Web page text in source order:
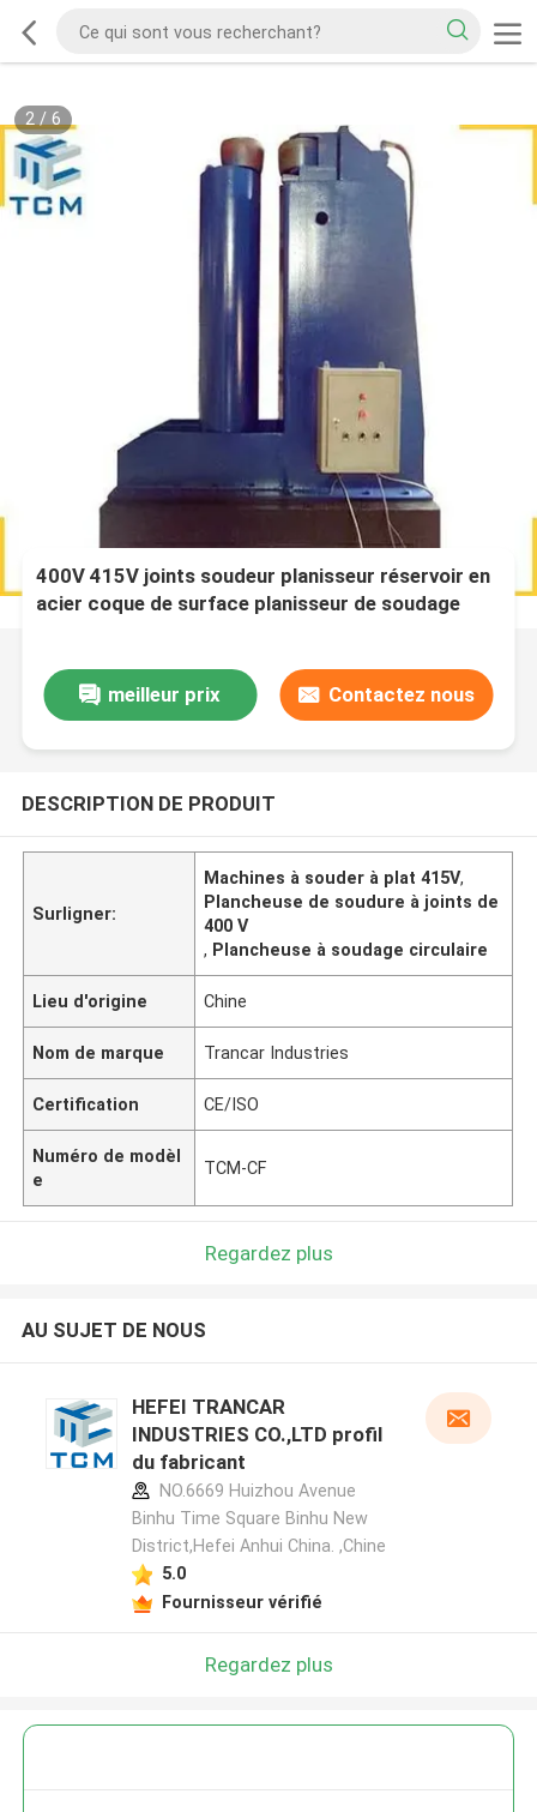
2/ 6
400V 415V joints soudeur planisseur réservoir en
acier coque de surface planisseur de soudage
meilleur prix Contactez nous
DESCRIPTION DE PRODUIT
Surligner:
Machines à souder à plat 415V,
Plancheuse de soudure à joints de
400 V
, Plancheuse à soudage circulaire
Lieu d'origine Chine
Nom de marque Trancar Industries
Certification CE/ISO
Numéro de modèl
e
TCM-CF
Regardez plus
AU SUJET DE NOUS
HEFEI TRANCAR
INDUSTRIES CO.,LTD profil
du fabricant
NO.6669 Huizhou Avenue
Binhu Time Square Binhu New
District,Hefei Anhui China. ,Chine
5.0
Fournisseur vérifié
Regardez plus